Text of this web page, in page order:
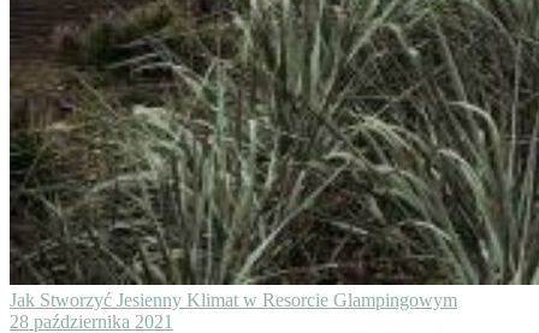
Jak Stworzyć Jesienny Klimat w Resorcie Glampingowym
28 października 2021